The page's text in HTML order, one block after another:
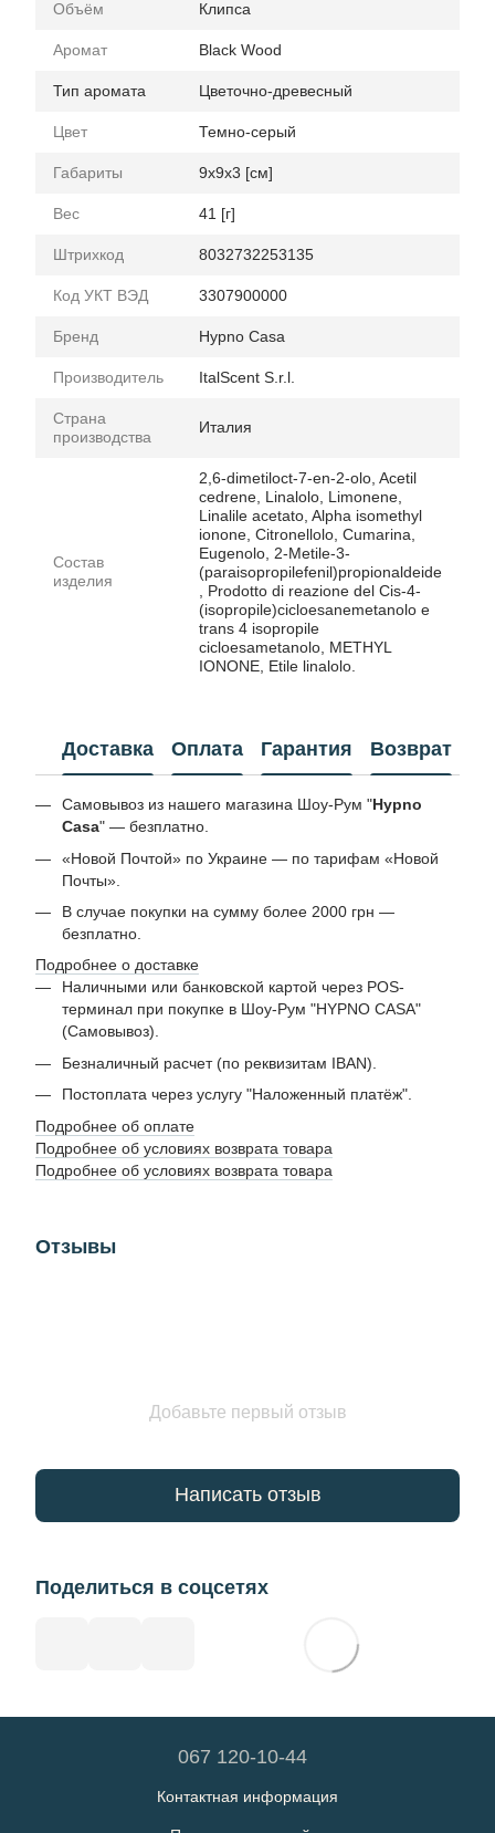
Объём Клипcа
Аромат Black Wood
Тип аромата Цветочно-древесный
Цвет Темно-серый
Габариты 9x9x3 [см]
Вес 41 [г]
Штрихкод 8032732253135
Код УКТ ВЭД 3307900000
Бренд Hypno Casa
Производитель ItalScent S.r.l.
Страна
производства
Италия
Состав
изделия
2,6-dimetiloct-7-en-2-olo, Acetil
cedrene, Linalolo, Limonene,
Linalile acetato, Alpha isomethyl
ionone, Citronellolo, Cumarina,
Eugenolo, 2-Metile-3-
(paraisopropilefenil)propionaldeide
, Prodotto di reazione del Cis-4-
(isopropile)cicloesanemetanolo e
trans 4 isopropile
cicloesametanolo, METHYL
IONONE, Etile linalolo.
Доставка Оплата Гарантия Возврат
Самовывоз из нашего магазина Шоу-Рум "Hypno
Casa" — безплатно.
«Новой Почтой» по Украине — по тарифам «Новой
Почты».
В случае покупки на сумму более 2000 грн —
безплатно.
Подробнее о доставке
Наличными или банковской картой через POS-
терминал при покупке в Шоу-Рум "HYPNO CASA"
(Самовывоз).
Безналичный расчет (по реквизитам IBAN).
Постоплата через услугу "Наложенный платёж".
Подробнее об оплате
Подробнее об условиях возврата товара
Подробнее об условиях возврата товара
Отзывы
Добавьте первый отзыв
Написать отзыв
Поделиться в соцсетях
067 120-10-44
Контактная информация